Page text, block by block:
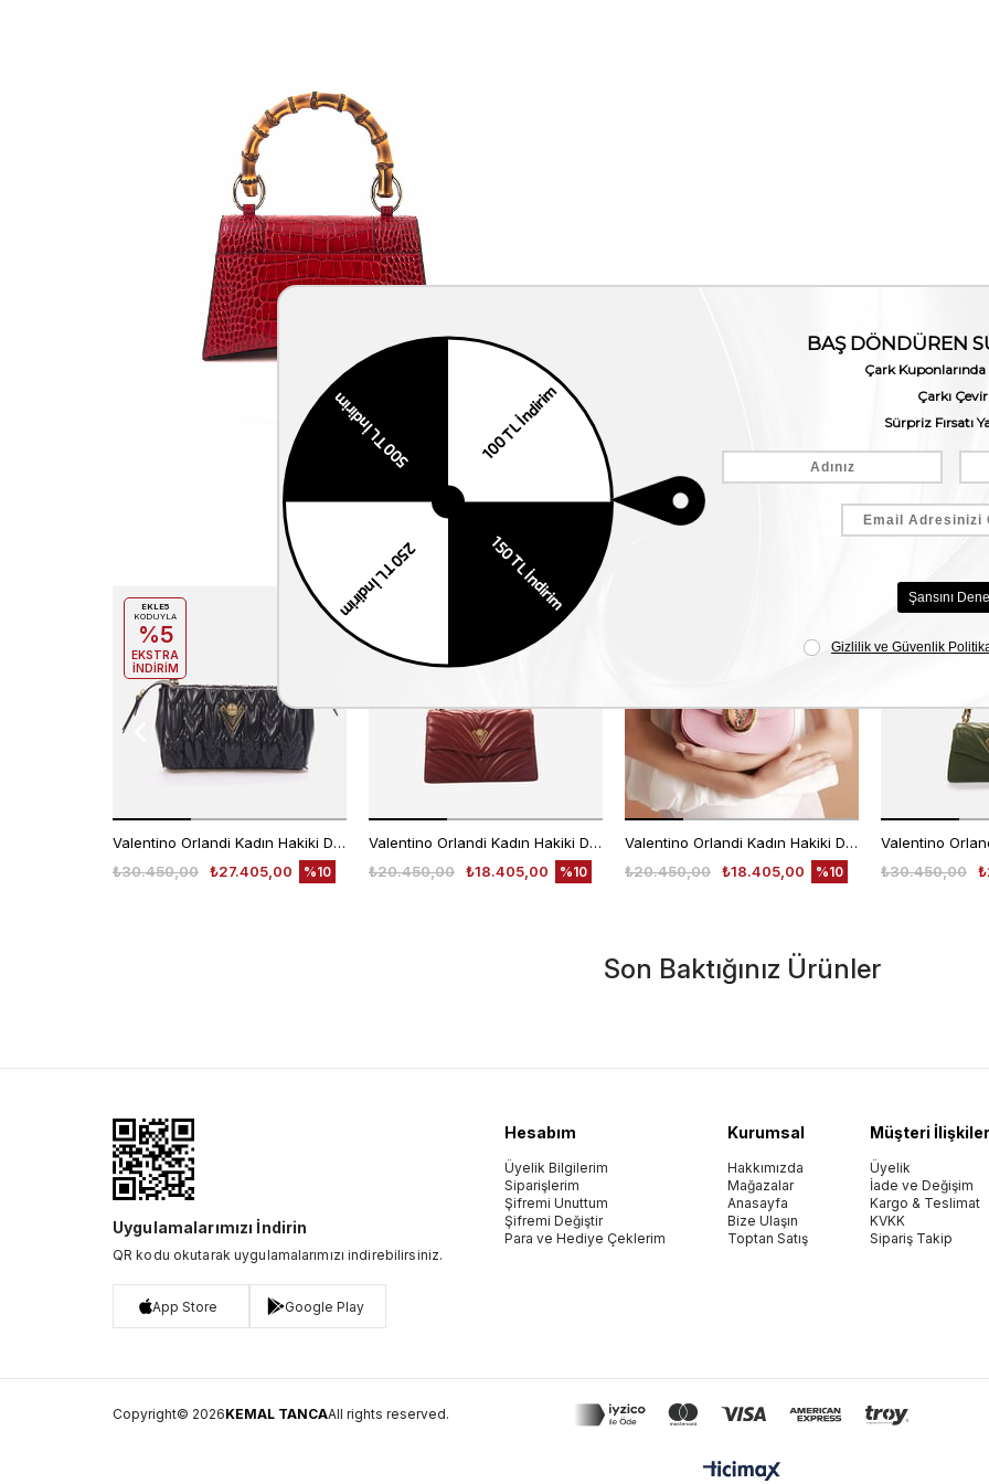
Valentino Orlandi Kadın Hakiki Deri Siyah Omuz Çantası
₺27.405,00
₺30.450,00 %10
EKLE5
KODUYLA
%5
EKSTRA
İNDİRİM
Valentino Orlandi Kadın Hakiki Deri Bordo Omuz Çantası
₺18.405,00
₺20.450,00 %10
EKSTRA
İNDİRİM
Valentino Orlandi Kadın Hakiki Deri Pembe Omuz Çantası
₺18.405,00
₺20.450,00 %10 ₺30.450,00
EKLE5
%5
EKSTRA
Son Baktığınız Ürünler
Uygulamalarımızı İndirin
QR kodu okutarak uygulamalarımızı indirebilirsiniz.
App Store Google Play
Hesabım
Üyelik Bilgilerim
Siparişlerim
Şifremi Unuttum
Şifremi Değiştir
Para ve Hediye Çeklerim
Kurumsal
Hakkımızda
Mağazalar
Anasayfa
Bize Ulaşın
Toptan Satış
Müşteri
Üyelik
İade ve Değişim
Kargo & Teslimat
KVKK
Sipariş Takip
Copyright© 2026KEMAL TANCAAll rights reserved.